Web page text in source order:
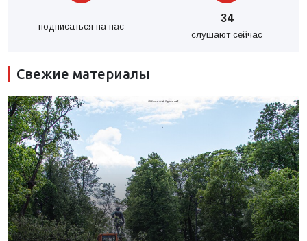
подписаться на нас
34
слушают сейчас
Свежие материалы